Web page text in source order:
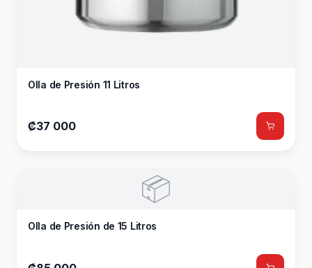
Olla de Presión 11 Litros
₡37 000
📦
Olla de Presión de 15 Litros